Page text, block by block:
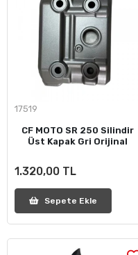
17519
CF MOTO SR 250 Silindir
Üst Kapak Gri Orijinal
1.320,00 TL
Sepete Ekle